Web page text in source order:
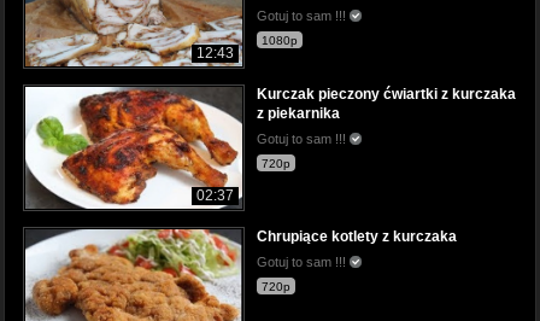
12:43
Gotuj to sam !!!
1080p
02:37
Kurczak pieczony ćwiartki z kurczaka
z piekarnika
Gotuj to sam !!!
720p
Chrupiące kotlety z kurczaka
Gotuj to sam !!!
720p